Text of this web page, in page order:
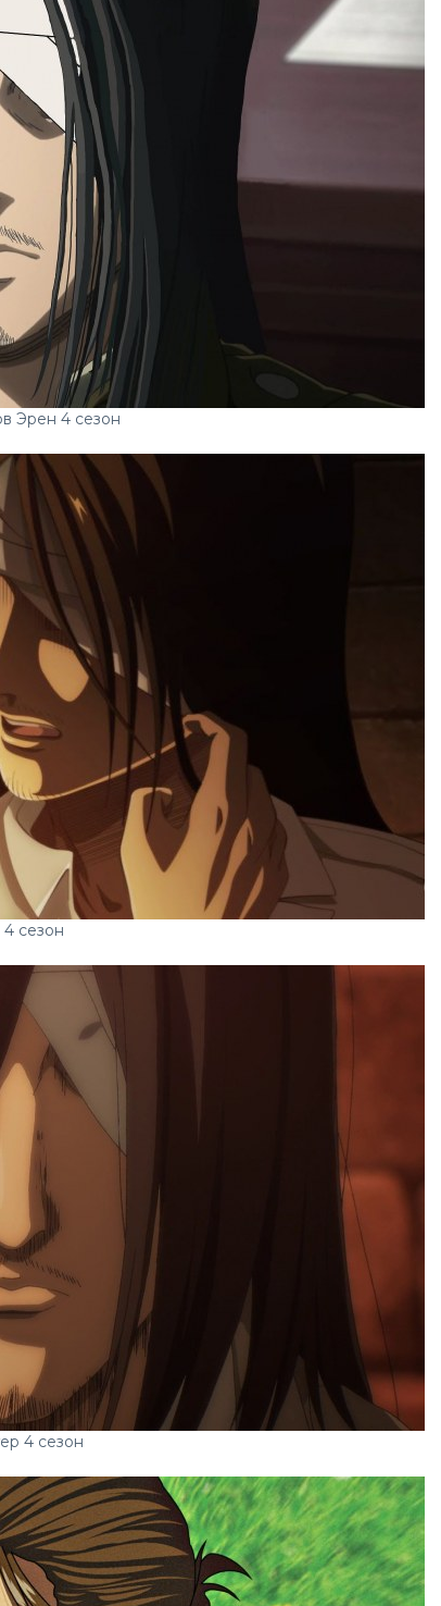
Эрен 4 сезон
сезон
4 сезон